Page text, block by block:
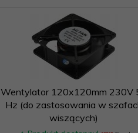
Wentylator 120x120mm 230V
Hz (do zastosowania w
wiszących)